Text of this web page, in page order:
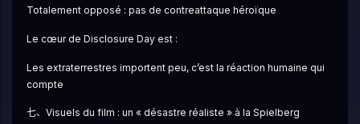
Totalement opposé : pas de contreattaque héroïque
Le cœur de Disclosure Day est :
Les extraterrestres importent peu, c’est la réaction humaine qui
compte
七、Visuels du film : un « désastre réaliste » à la Spielberg